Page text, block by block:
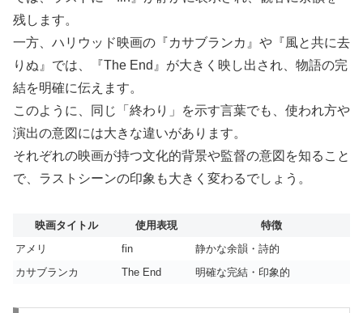
残します。
一方、ハリウッド映画の『カサブランカ』や『風と共に去
りぬ』では、『The End』が大きく映し出され、物語の完
結を明確に伝えます。
このように、同じ「終わり」を示す言葉でも、使われ方や
演出の意図には大きな違いがあります。
それぞれの映画が持つ文化的背景や監督の意図を知ること
で、ラストシーンの印象も大きく変わるでしょう。
映画タイトル 使用表現
特徴
アメリ
fin
静かな余韻・詩的
カサブランカ
The End 明確な完結・印象的